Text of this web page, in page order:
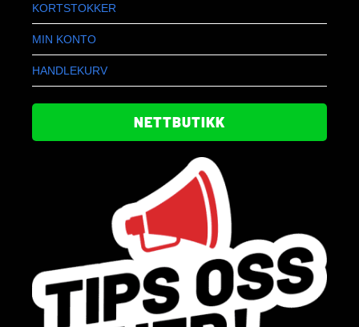
KORTSTOKKER
MIN KONTO
HANDLEKURV
NETTBUTIKK